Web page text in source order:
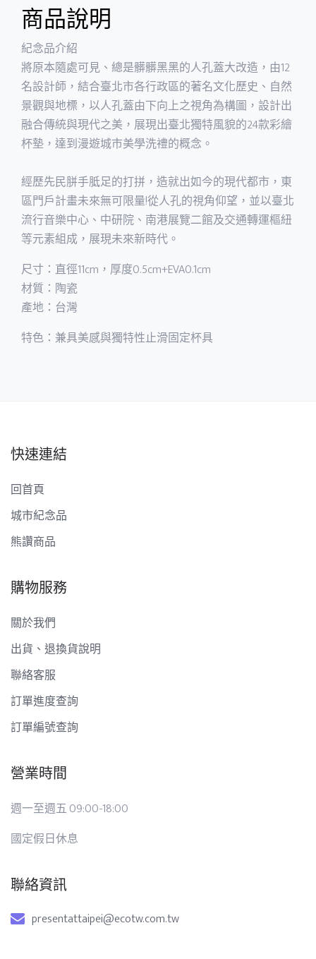
商品說明
紀念品介紹
將原本隨處可見、總是髒髒黑黑的人孔蓋大改造，由12
名設計師，結合臺北市各行政區的著名文化歷史、自然
景觀與地標，以人孔蓋由下向上之視角為構圖，設計出
融合傳統與現代之美，展現出臺北獨特風貌的24款彩繪
杯墊，達到漫遊城市美學洗禮的概念。
經歷先民胼手胝足的打拼，造就出如今的現代都市，東
區門戶計畫未來無可限量!從人孔的視角仰望，並以臺北
流行音樂中心、中研院、南港展覽二館及交通轉運樞紐
等元素組成，展現未來新時代。
尺寸：直徑11cm，厚度0.5cm+EVA0.1cm
材質：陶瓷
產地：台灣
特色：兼具美感與獨特性止滑固定杯具
快速連結
回首頁
城市紀念品
熊讚商品
購物服務
關於我們
出貨、退換貨說明
聯絡客服
訂單進度查詢
訂單編號查詢
營業時間
週一至週五 09:00-18:00
國定假日休息
聯絡資訊
presentattaipei@ecotw.com.tw